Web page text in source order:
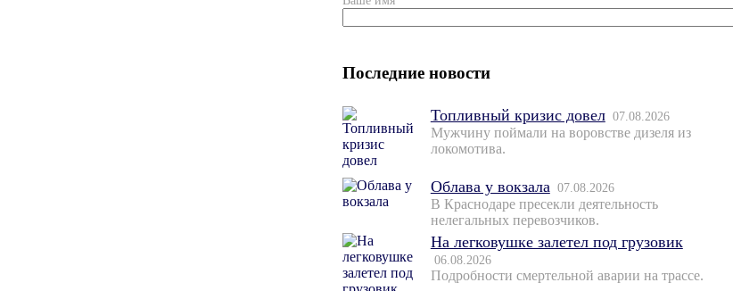
Последние новости
Топливный кризис довел 07.08.2026
Мужчину поймали на воровстве дизеля из
локомотива.
Облава у вокзала 07.08.2026
В Краснодаре пресекли деятельность
нелегальных перевозчиков.
На легковушке залетел под грузовик
06.08.2026
Подробности смертельной аварии на трассе.